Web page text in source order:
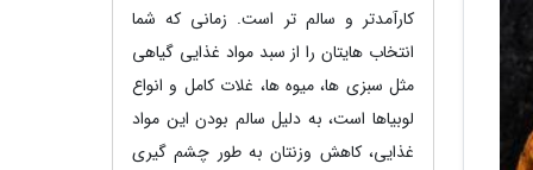
کارآمدتر و سالم تر است. زمانی که شما
انتخاب هایتان را از سبد مواد غذایی گیاهی
مثل سبزی ها، میوه ها، غلات کامل و انواع
لوبیاها است، به دلیل سالم بودن این مواد
غذایی، کاهش وزنتان به طور چشم گیری